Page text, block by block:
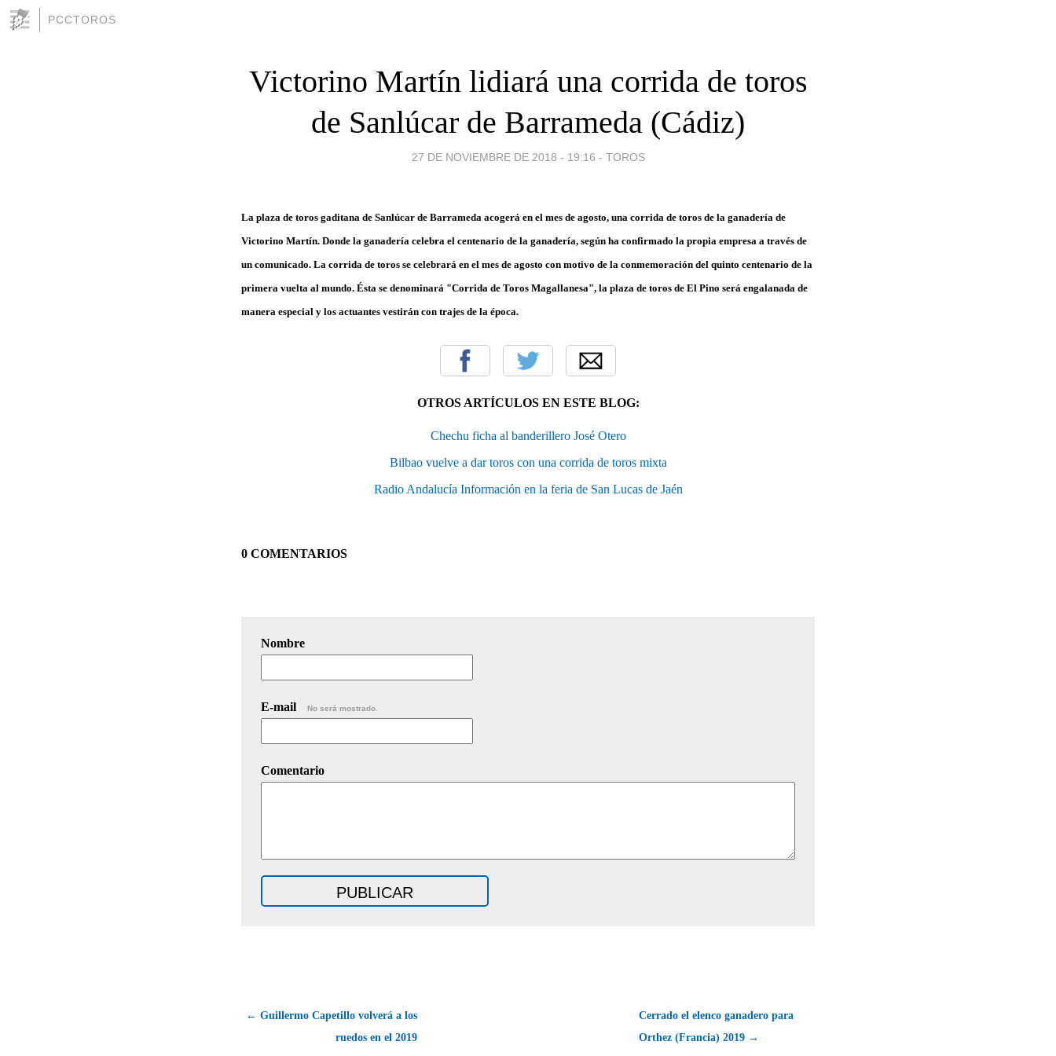
PCCTOROS
Victorino Martín lidiará una corrida de toros
de Sanlúcar de Barrameda (Cádiz)
27 DE NOVIEMBRE DE 2018 - 19:16 - TOROS
La plaza de toros gaditana de Sanlúcar de Barrameda acogerá en el mes de agosto, una corrida de toros de la ganadería de
Victorino Martín. Donde la ganadería celebra el centenario de la ganadería, según ha confirmado la propia empresa a través de
un comunicado. La corrida de toros se celebrará en el mes de agosto con motivo de la conmemoración del quinto centenario de la
primera vuelta al mundo. Ésta se denominará "Corrida de Toros Magallanesa", la plaza de toros de El Pino será engalanada de
manera especial y los actuantes vestirán con trajes de la época.
OTROS ARTÍCULOS EN ESTE BLOG:
Chechu ficha al banderillero José Otero
Bilbao vuelve a dar toros con una corrida de toros mixta
Radio Andalucía Información en la feria de San Lucas de Jaén
0 COMENTARIOS
Nombre
E-mail No será mostrado.
Comentario
← Guillermo Capetillo volverá a los
ruedos en el 2019
Cerrado el elenco ganadero para
Orthez (Francia) 2019 →